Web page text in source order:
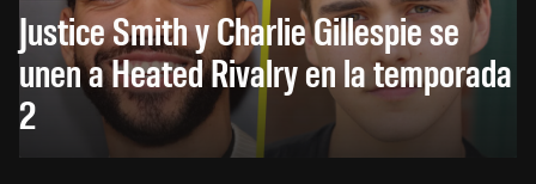
Justice Smith y Charlie Gillespie se
unen a Heated Rivalry en la temporada
2